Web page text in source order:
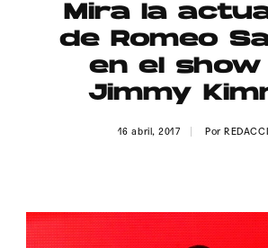
Contacto
Aviso Legal
Mira la
de Romeo
en el show
Jimmy
16 abril, 2017 Por